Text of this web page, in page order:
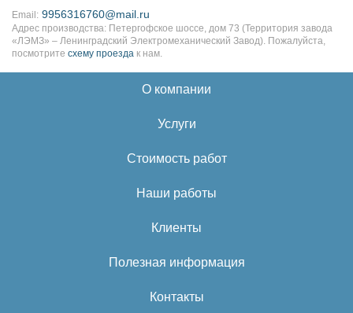
Email: 9956316760@mail.ru
Адрес производства: Петергофское шоссе, дом 73 (Территория завода
«ЛЭМЗ» – Ленинградский Электромеханический Завод). Пожалуйста,
посмотрите схему проезда к нам.
О компании
Услуги
Стоимость работ
Наши работы
Клиенты
Полезная информация
Контакты